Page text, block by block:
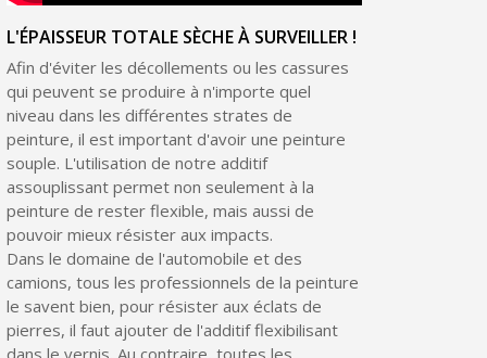
L'ÉPAISSEUR TOTALE SÈCHE À SURVEILLER !
Afin d'éviter les décollements ou les cassures
qui peuvent se produire à n'importe quel
niveau dans les différentes strates de
peinture, il est important d'avoir une peinture
souple. L'utilisation de notre additif
assouplissant permet non seulement à la
peinture de rester flexible, mais aussi de
pouvoir mieux résister aux impacts.
Dans le domaine de l'automobile et des
camions, tous les professionnels de la peinture
le savent bien, pour résister aux éclats de
pierres, il faut ajouter de l'additif flexibilisant